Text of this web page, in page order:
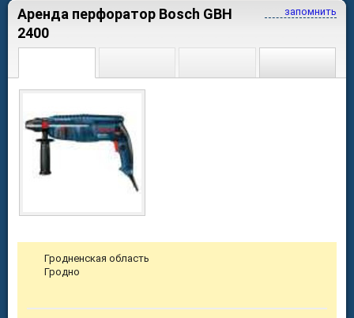
запомнить
Аренда перфоратор Bosch GBH
2400
Гродненская область
Гродно